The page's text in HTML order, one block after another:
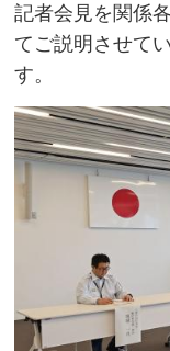
記者会見を関係
てご説明させて
す。